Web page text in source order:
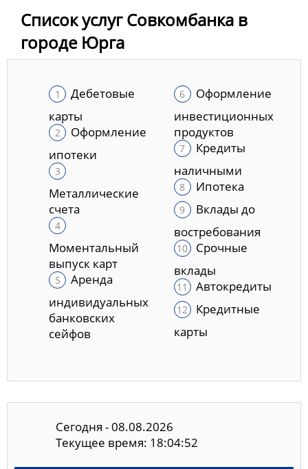
Список услуг Совкомбанка в
городе Юрга
Дебетовые
карты
Оформление
ипотеки
Металлические
счета
Моментальный
выпуск карт
Аренда
индивидуальных
банковских
сейфов
Оформление
инвестиционных
продуктов
Кредиты
наличными
Ипотека
Вклады до
востребования
Срочные
вклады
Автокредиты
Кредитные
карты
Сегодня - 08.08.2026
Текущее время: 18:04:53